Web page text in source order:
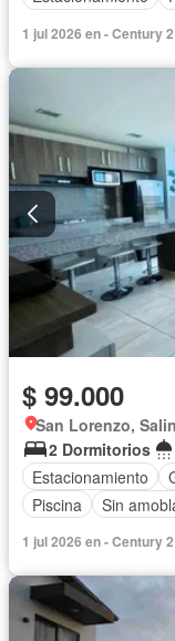
1 jul 2026 en - Century
$ 99.000
San Lorenzo,
2 Dormitorios
Estacionamiento
Piscina
Sin
1 jul 2026 en - Century